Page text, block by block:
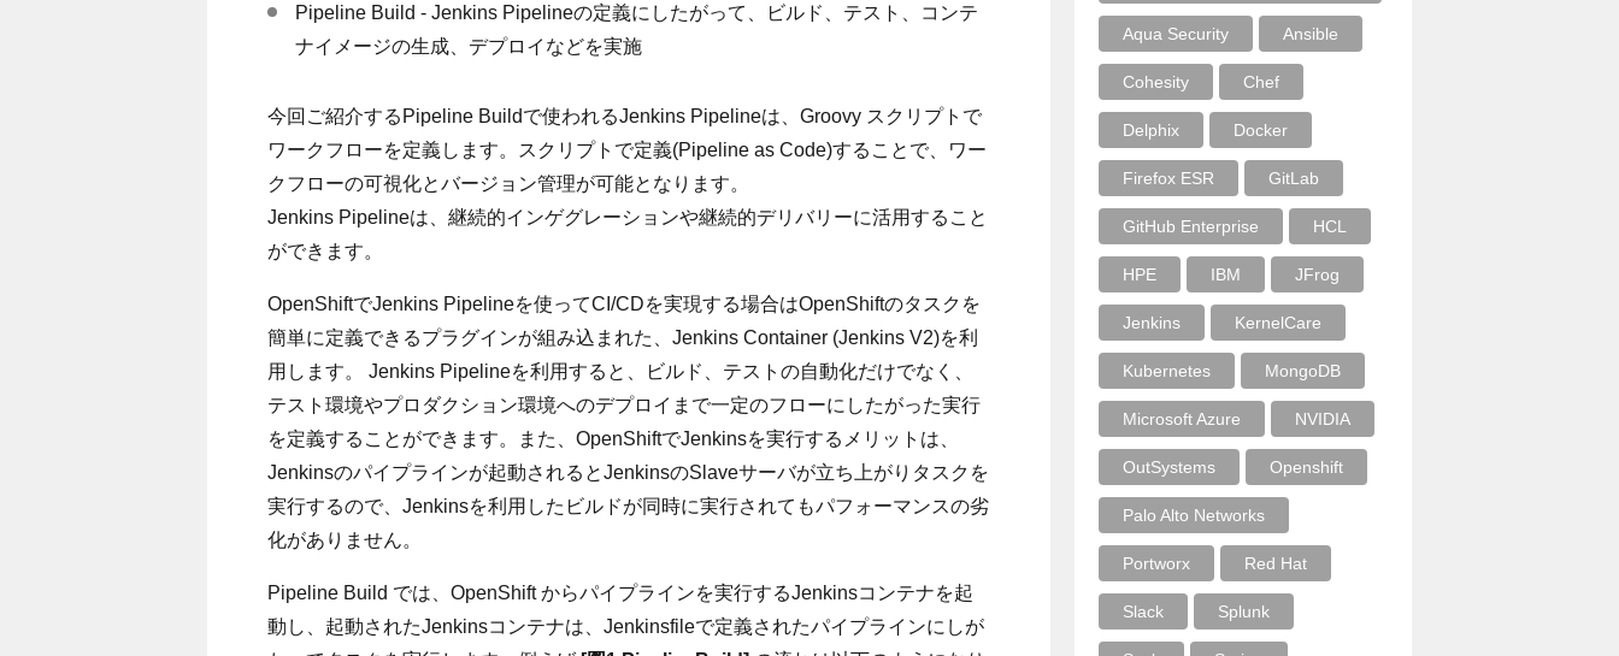
Pipeline Build - Jenkins Pipelineの定義にしたがって、ビルド、テスト、コンテ
ナイメージの生成、デプロイなどを実施
今回ご紹介するPipeline Buildで使われるJenkins Pipelineは、Groovy スクリプトで
ワークフローを定義します。スクリプトで定義(Pipeline as Code)することで、ワー
クフローの可視化とバージョン管理が可能となります。
Jenkins Pipelineは、継続的インゲグレーションや継続的デリバリーに活用すること
ができます。
OpenShiftでJenkins Pipelineを使ってCI/CDを実現する場合はOpenShiftのタスクを
簡単に定義できるプラグインが組み込まれた、Jenkins Container (Jenkins V2)を利
用します。 Jenkins Pipelineを利用すると、ビルド、テストの自動化だけでなく、
テスト環境やプロダクション環境へのデプロイまで一定のフローにしたがった実行
を定義することができます。また、OpenShiftでJenkinsを実行するメリットは、
Jenkinsのパイプラインが起動されるとJenkinsのSlaveサーバが立ち上がりタスクを
実行するので、Jenkinsを利用したビルドが同時に実行されてもパフォーマンスの劣
化がありません。
Pipeline Build では、OpenShift からパイプラインを実行するJenkinsコンテナを起
動し、起動されたJenkinsコンテナは、Jenkinsfileで定義されたパイプラインにしが
Aqua Security Ansible
Cohesity Chef
Delphix Docker
Firefox ESR GitLab
GitHub Enterprise HCL
HPE IBM JFrog
Jenkins KernelCare
Kubernetes MongoDB
Microsoft Azure NVIDIA
OutSystems Openshift
Palo Alto Networks
Portworx Red Hat
Slack Splunk